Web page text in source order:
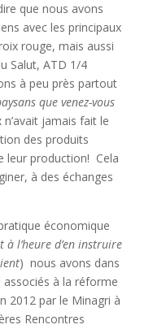
que nous avons
avec les principaux
rouge, mais aussi
Salut, ATD 1/4
à peu près partout
que venez-vous
jamais fait le
des produits
leur production! Cela
à des échanges
économique
l’heure d’en instruire
) nous avons dans
à la réforme
2012 par le Minagri à
Rencontres